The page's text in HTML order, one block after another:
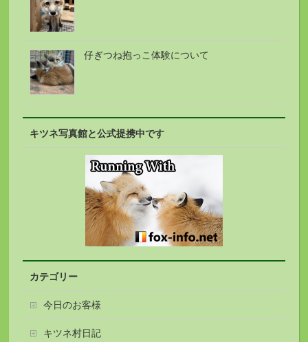
仔ぎつね抱っこ体験について
キツネ写真館と公式提携中です
カテゴリー
今日のお客様
キツネ村日記